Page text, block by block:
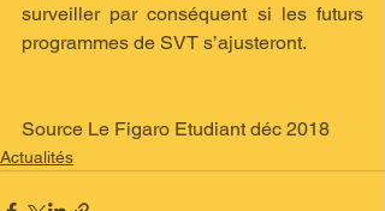
surveiller par conséquent si les futurs
programmes de SVT s’ajusteront.
Source Le Figaro Etudiant déc 2018
Actualités